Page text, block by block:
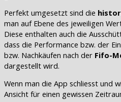
Perfekt umgesetzt sind die
man auf Ebene des jeweiligen
Diese enthalten auch die
dass die Performance bzw. der
bzw. Nachkäufen nach der Fifo-
dargestellt wird.
Wenn man die App schliesst und
Ansicht für einen gewissen